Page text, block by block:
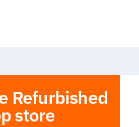
Refurbished
store